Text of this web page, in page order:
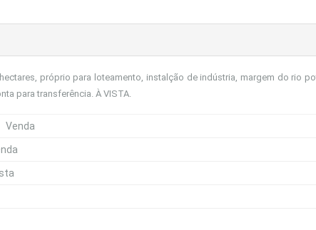
próprio para loteamento, instalção de indústria, margem do rio
para transferência. À VISTA.
Venda